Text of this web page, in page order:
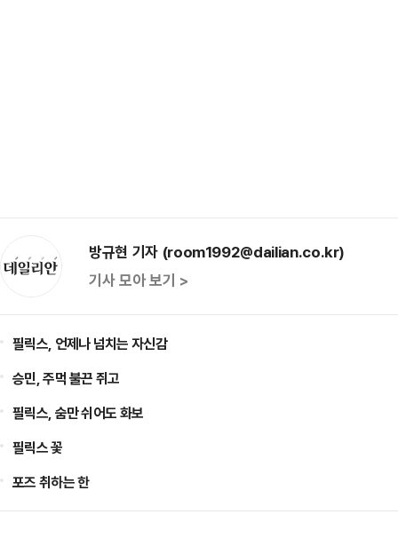
방규현 기자 (room1992@dailian.co.kr)
기사 모아 보기 >
필릭스, 언제나 넘치는 자신감
승민, 주먹 불끈 쥐고
필릭스, 숨만 쉬어도 화보
필릭스 꽃
포즈 취하는 한